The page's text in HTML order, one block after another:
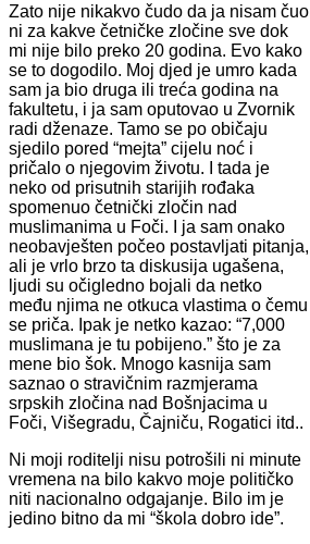
Zato nije nikakvo čudo da ja nisam čuo
ni za kakve četničke zločine sve dok
mi nije bilo preko 20 godina. Evo kako
se to dogodilo. Moj djed je umro kada
sam ja bio druga ili treća godina na
fakultetu, i ja sam oputovao u Zvornik
radi dženaze. Tamo se po običaju
sjedilo pored “mejta” cijelu noć i
pričalo o njegovim životu. I tada je
neko od prisutnih starijih rođaka
spomenuo četnički zločin nad
muslimanima u Foči. I ja sam onako
neobavješten počeo postavljati pitanja,
ali je vrlo brzo ta diskusija ugašena,
ljudi su očigledno bojali da netko
među njima ne otkuca vlastima o čemu
se priča. Ipak je netko kazao: “7,000
muslimana je tu pobijeno.” što je za
mene bio šok. Mnogo kasnija sam
saznao o stravičnim razmjerama
srpskih zločina nad Bošnjacima u
Foči, Višegradu, Čajniču, Rogatici itd..
Ni moji roditelji nisu potrošili ni minute
vremena na bilo kakvo moje političko
niti nacionalno odgajanje. Bilo im je
jedino bitno da mi “škola dobro ide”.